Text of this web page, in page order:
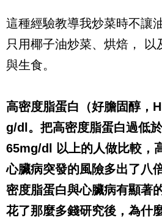
這種經驗教導我炒菜時不讓
只用椰子油炒菜、烘焙，
以
與生食。
高密度脂蛋白（好膽固醇，
g/dl 。把高密度脂蛋白過低於
65mg/dl
以上的人做比較，
心臟病突發的風險多出了八
密度脂蛋白與心臟病有顯著
花了那麼多錢研究後，為什